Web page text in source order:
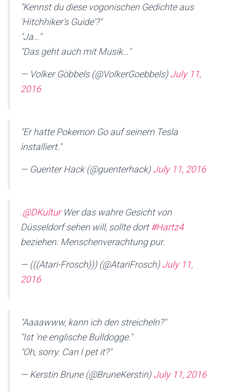
"Kennst du diese vogonischen Gedichte aus
'Hitchhiker's Guide'?"
"Ja…"
"Das geht auch mit Musik…"
— Volker Göbbels (@VolkerGoebbels)July 11,
2016
"Er hatte Pokemon Go auf seinem Tesla
installiert."
— Guenter Hack (@guenterhack)July 11, 2016
.@DKulturWer das wahre Gesicht von
Düsseldorf sehen will, sollte dort#Hartz4
beziehen: Menschenverachtung pur.
— (((Atari-Frosch))) (@AtariFrosch)July 11,
2016
"Aaaawww, kann ich den streicheln?"
"Ist 'ne englische Bulldogge."
"Oh, sorry. Can I pet it?"
— Kerstin Brune (@BruneKerstin)July 11, 2016